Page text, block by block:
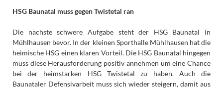
HSG Baunatal muss gegen Twistetal ran
Die nächste schwere Aufgabe steht der HSG Baunatal in
Mühlhausen bevor. In der kleinen Sporthalle Mühlhausen hat die
heimische HSG einen klaren Vorteil. Die HSG Baunatal hingegen
muss diese Herausforderung positiv annehmen um eine Chance
bei der heimstarken HSG Twistetal zu haben. Auch die
Baunataler Defensivarbeit muss sich wieder steigern, damit aus